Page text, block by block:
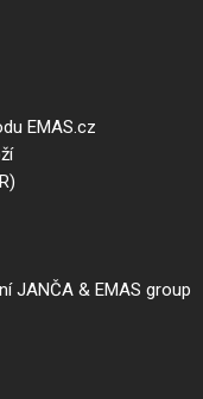
EMAS.cz
JANČA & EMAS group